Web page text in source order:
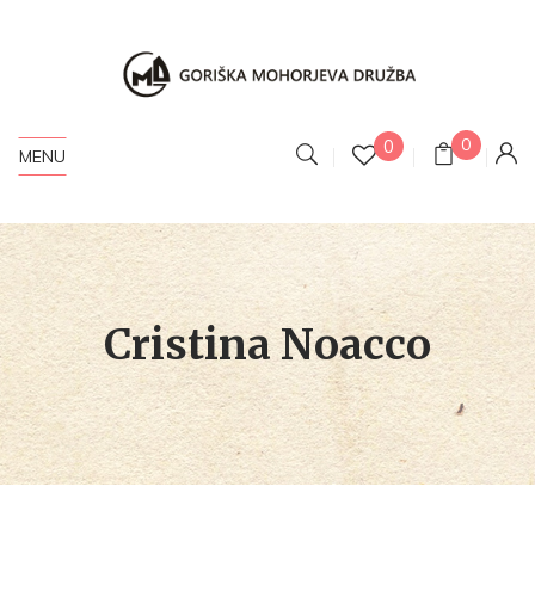
MENU 0 0
Cristina Noacco